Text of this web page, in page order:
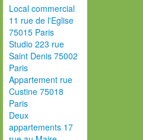
Local commercial
11 rue de l'Eglise
75015 Paris
Studio 223 rue
Saint Denis 75002
Paris
Appartement rue
Custine 75018
Paris
Deux
appartements 17